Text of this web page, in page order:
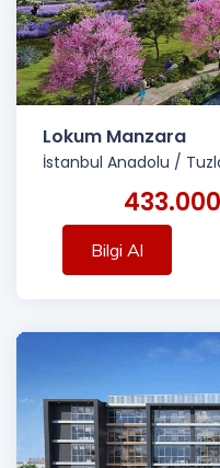
Lokum Manzara
İstanbul Anadolu /
Bilgi Al